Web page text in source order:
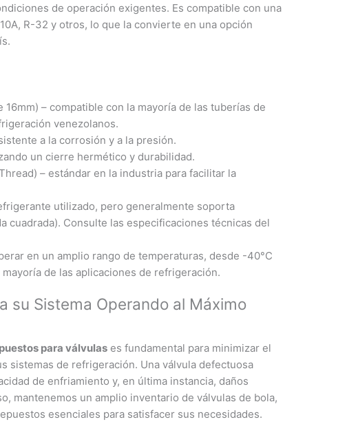
de operación exigentes. Es compatible con una
R-32 y otros, lo que la convierte en una opción
16mm) – compatible con la mayoría de las tuberías de
venezolanos.
a la corrosión y a la presión.
un cierre hermético y durabilidad.
– estándar en la industria para facilitar la
utilizado, pero generalmente soporta
cuadrada). Consulte las especificaciones técnicas del
en un amplio rango de temperaturas, desde -40°C
de las aplicaciones de refrigeración.
su Sistema Operando al Máximo
para válvulas es fundamental para minimizar el
sistemas de refrigeración. Una válvula defectuosa
de enfriamiento y, en última instancia, daños
mantenemos un amplio inventario de válvulas de bola,
esenciales para satisfacer sus necesidades.